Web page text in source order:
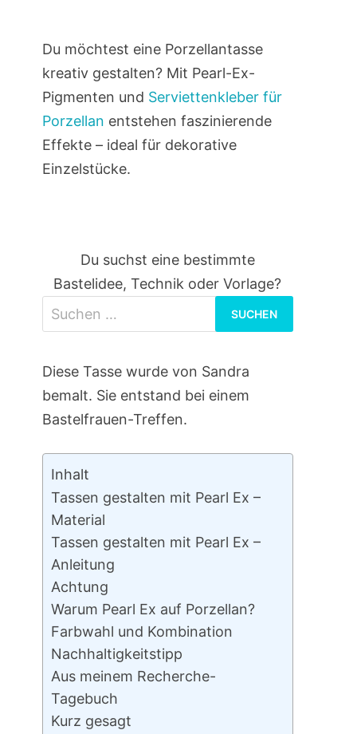
Du möchtest eine Porzellantasse
kreativ gestalten? Mit Pearl-Ex-
Pigmenten und Serviettenkleber für
Porzellan entstehen faszinierende
Effekte – ideal für dekorative
Einzelstücke.
Du suchst eine bestimmte
Bastelidee, Technik oder Vorlage?
nach:
Diese Tasse wurde von Sandra
bemalt. Sie entstand bei einem
Bastelfrauen-Treffen.
Inhalt
Tassen gestalten mit Pearl Ex –
Material
Tassen gestalten mit Pearl Ex –
Anleitung
Achtung
Warum Pearl Ex auf Porzellan?
Farbwahl und Kombination
Nachhaltigkeitstipp
Aus meinem Recherche-
Tagebuch
Kurz gesagt